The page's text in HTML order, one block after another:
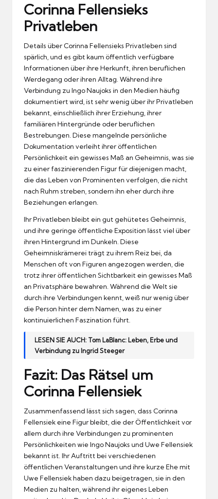
Corinna Fellensieks
Privatleben
Details über Corinna Fellensieks Privatleben sind
spärlich, und es gibt kaum öffentlich verfügbare
Informationen über ihre Herkunft, ihren beruflichen
Werdegang oder ihren Alltag. Während ihre
Verbindung zu Ingo Naujoks in den Medien häufig
dokumentiert wird, ist sehr wenig über ihr Privatleben
bekannt, einschließlich ihrer Erziehung, ihrer
familiären Hintergründe oder beruflichen
Bestrebungen. Diese mangelnde persönliche
Dokumentation verleiht ihrer öffentlichen
Persönlichkeit ein gewisses Maß an Geheimnis, was sie
zu einer faszinierenden Figur für diejenigen macht,
die das Leben von Prominenten verfolgen, die nicht
nach Ruhm streben, sondern ihn eher durch ihre
Beziehungen erlangen.
Ihr Privatleben bleibt ein gut gehütetes Geheimnis,
und ihre geringe öffentliche Exposition lässt viel über
ihren Hintergrund im Dunkeln. Diese
Geheimniskrämerei trägt zu ihrem Reiz bei, da
Menschen oft von Figuren angezogen werden, die
trotz ihrer öffentlichen Sichtbarkeit ein gewisses Maß
an Privatsphäre bewahren. Während die Welt sie
durch ihre Verbindungen kennt, weiß nur wenig über
die Person hinter dem Namen, was zu einer
kontinuierlichen Faszination führt.
LESEN SIE AUCH: Tom LaBlanc: Leben, Erbe und
Verbindung zu Ingrid Steeger
Fazit: Das Rätsel um
Corinna Fellensiek
Zusammenfassend lässt sich sagen, dass Corinna
Fellensiek eine Figur bleibt, die der Öffentlichkeit vor
allem durch ihre Verbindungen zu prominenten
Persönlichkeiten wie Ingo Naujoks und Uwe Fellensiek
bekannt ist. Ihr Auftritt bei verschiedenen
öffentlichen Veranstaltungen und ihre kurze Ehe mit
Uwe Fellensiek haben dazu beigetragen, sie in den
Medien zu halten, während ihr eigenes Leben